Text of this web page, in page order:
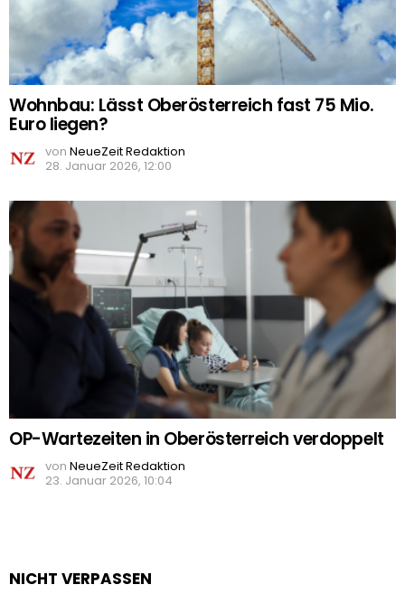
Wohnbau: Lässt Oberösterreich fast 75 Mio.
Euro liegen?
von NeueZeit Redaktion
28. Januar 2026, 12:00
OP-Wartezeiten in Oberösterreich verdoppelt
von NeueZeit Redaktion
23. Januar 2026, 10:04
NICHT VERPASSEN